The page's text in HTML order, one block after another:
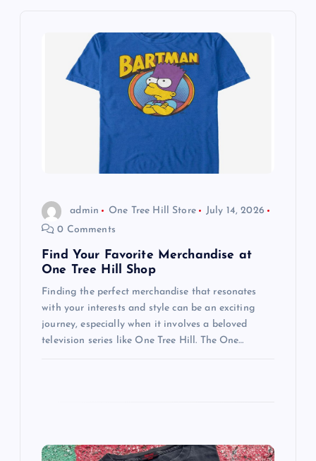
admin One Tree Hill Store
July 14, 2026
0 Comments
Find Your Favorite Merchandise at
One Tree Hill Shop
Finding the perfect merchandise that resonates
with your interests and style can be an exciting
journey, especially when it involves a beloved
television series like One Tree Hill. The One…